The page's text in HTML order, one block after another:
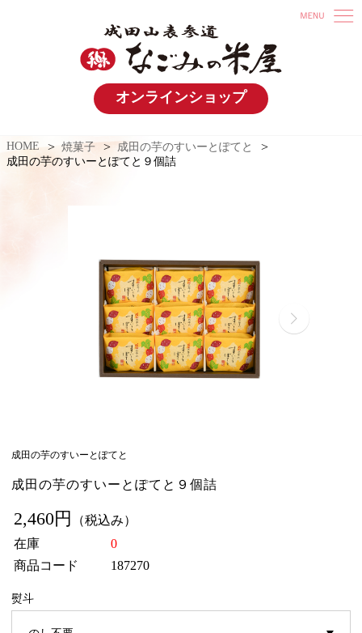
オンラインショップ
HOME 焼菓子
成田の芋のすいーとぽてと
成田の芋のすいーとぽてと９個詰
成田の芋のすいーとぽてと
成田の芋のすいーとぽてと９個詰
2,460円
（税込み）
在庫
0
商品コード
187270
熨斗